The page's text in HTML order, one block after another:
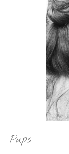
Pups